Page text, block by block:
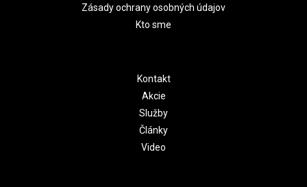
Zásady ochrany osobných údajov
Kto sme
Kontakt
Akcie
Služby
Články
Video